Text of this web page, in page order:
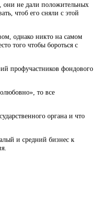
они не дали положительных
чтоб его сняли с этой
однако никто на самом
того чтобы бороться с
профучастников фондового
то все
органа и что
и средний бизнес к